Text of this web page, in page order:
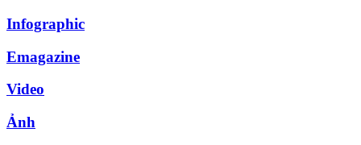
Infographic
Emagazine
Video
Ảnh